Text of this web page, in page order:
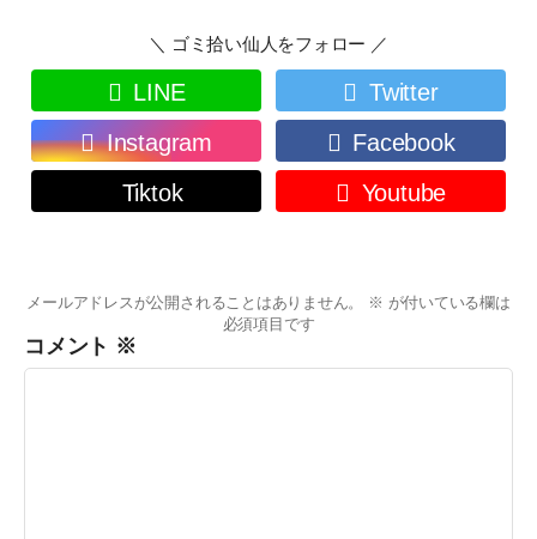
＼ ゴミ拾い仙人をフォロー ／
LINE
Twitter
Instagram
Facebook
Tiktok
Youtube
メールアドレスが公開されることはありません。 ※ が付いている欄は
必須項目です
コメント ※